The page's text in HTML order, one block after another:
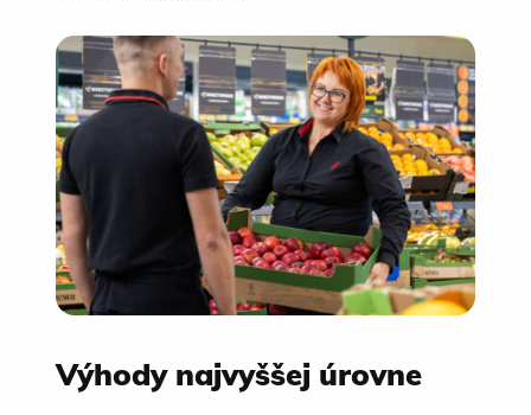
Výhody najvyššej úrovne